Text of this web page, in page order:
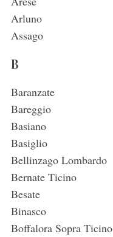
Arluno
Assago
B
Baranzate
Bareggio
Basiano
Basiglio
Bellinzago Lombardo
Bernate Ticino
Besate
Binasco
Boffalora Sopra Ticino